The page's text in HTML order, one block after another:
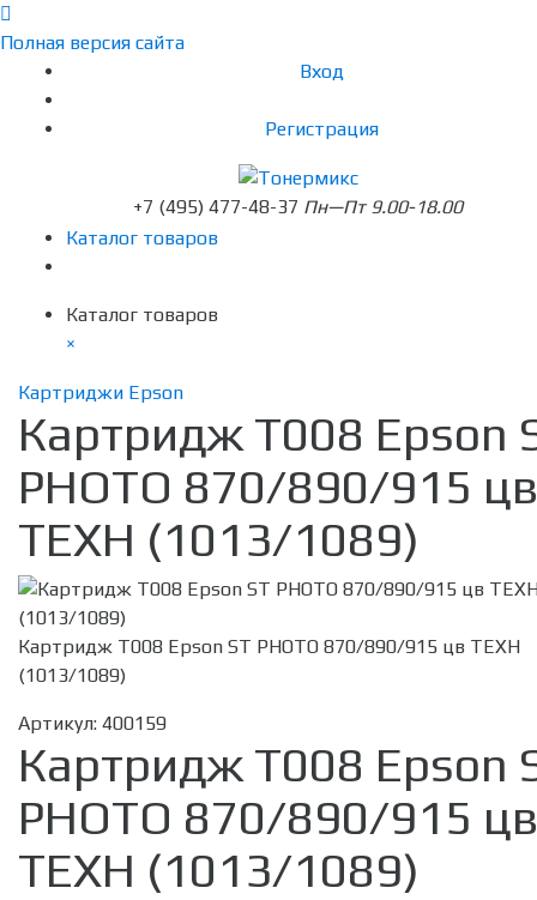
Полная версия сайта
Вход
Регистрация
+7 (495) 477-48-37 Пн—Пт 9.00-18.00
Каталог товаров
Каталог товаров
×
Картриджи Epson
Картридж T008 Epson
PHOTO 870/890/915 цв
ТЕХН (1013/1089)
Картридж T008 Epson ST PHOTO 870/890/915 цв ТЕХН
(1013/1089)
Артикул: 400159
Картридж T008 Epson
PHOTO 870/890/915 цв
ТЕХН (1013/1089)